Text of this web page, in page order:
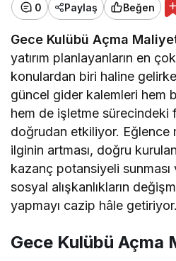
0 Paylaş Beğen
Gece Kulübü Açma
yatırım planlayanların en çok
konulardan biri haline
güncel gider kalemleri hem
hem de işletme sürecindeki
doğrudan etkiliyor. Eğlence
ilginin artması, doğru
kazanç potansiyeli sunması
sosyal alışkanlıkların
yapmayı cazip hâle getiriyor.
Gece Kulübü Açma